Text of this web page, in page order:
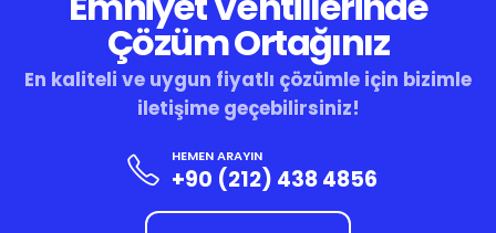
Çözüm Ortağınız
En kaliteli ve uygun fiyatlı çözümle için bizimle
iletişime geçebilirsiniz!
HEMEN ARAYIN
+90 (212) 438 4856